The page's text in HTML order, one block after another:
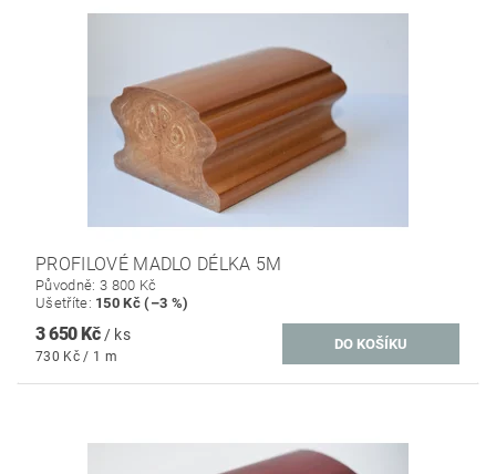
PROFILOVÉ MADLO DÉLKA 5M
Původně: 3 800 Kč
Ušetříte: 150 Kč (–3 %)
3 650 Kč / ks
730 Kč / 1 m